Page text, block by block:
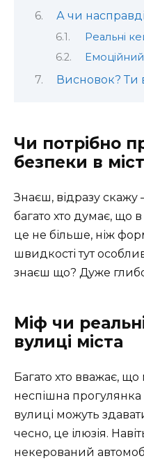
А чи
Реальні
Висновок? Ти
Чи потрібно
безпеки в
Знаєш, відразу скажу
багато хто думає, що
це не більше, ніж
швидкості тут
знаєш що? Дуже
Міф чи
вулиці міста
Багато хто вважає, що
неспішна прогулянка
вулиці можуть
чесно, це ілюзія.
некерований